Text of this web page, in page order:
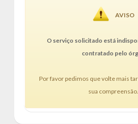
AVISO
O serviço solicitado está
contratado pelo
Por favor pedimos que volte mais
sua compreensão.